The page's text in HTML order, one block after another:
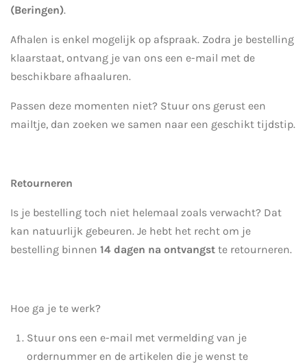
(Beringen).
Afhalen is enkel mogelijk op afspraak. Zodra je bestelling
klaarstaat, ontvang je van ons een e-mail met de
beschikbare afhaaluren.
Passen deze momenten niet? Stuur ons gerust een
mailtje, dan zoeken we samen naar een geschikt tijdstip.
Retourneren
Is je bestelling toch niet helemaal zoals verwacht? Dat
kan natuurlijk gebeuren. Je hebt het recht om je
bestelling binnen 14 dagen na ontvangst te retourneren.
Hoe ga je te werk?
Stuur ons een e-mail met vermelding van je
ordernummer en de artikelen die je wenst te